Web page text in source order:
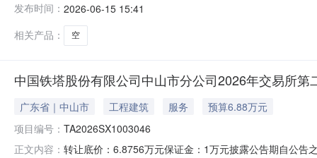
发布时间： 2026-06-15 15:41
相关产品：
空
中国铁塔股份有限公司中山市分公司2026年交易所第
广东省｜中山市 工程建筑 服务
预算6.88万元
项目编号： TA2026SX1003046
正文内容： 转让底价：6.8756万元保证金：1万元披露公告期自公